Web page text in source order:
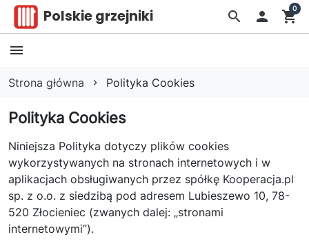
Polskie grzejniki search  shopping_cart
0
Strona główna Polityka Cookies
Polityka Cookies
Niniejsza Polityka dotyczy plików cookies
wykorzystywanych na stronach internetowych i w
aplikacjach obsługiwanych przez spółkę Kooperacja.pl
sp. z o.o. z siedzibą pod adresem Lubieszewo 10, 78-
520 Złocieniec (zwanych dalej: „stronami
internetowymi”).